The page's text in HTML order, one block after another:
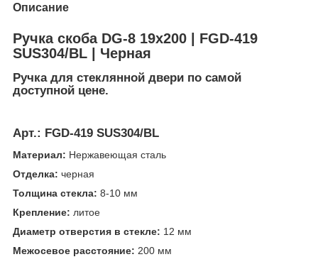
Описание
Ручка скоба DG-8 19х200 | FGD-419
SUS304/BL | Черная
Ручка для стеклянной двери по самой
доступной цене.
Арт.: FGD-419 SUS304/BL
Материал: Нержавеющая сталь
Отделка: черная
Толщина стекла: 8-10 мм
Крепление: литое
Диаметр отверстия в стекле: 12 мм
Межосевое расстояние: 200 мм